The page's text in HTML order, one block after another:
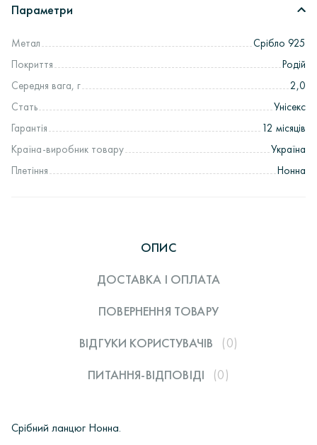
Параметри
Метал
Срібло 925
Покриття
Родій
Середня вага, г
2,0
Стать
Унісекс
Гарантія
12 місяців
Країна-виробник товару
Україна
Плетіння
Нонна
ОПИС
ДОСТАВКА І ОПЛАТА
ПОВЕРНЕННЯ ТОВАРУ
ВІДГУКИ КОРИСТУВАЧIВ
(0)
ПИТАННЯ-ВІДПОВІДІ
(0)
Срібний ланцюг Нонна.